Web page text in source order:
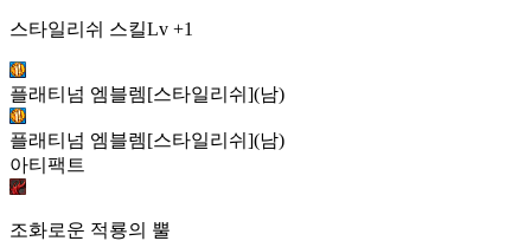
스타일리쉬 스킬Lv +1
플래티넘 엠블렘[스타일리쉬](남)
플래티넘 엠블렘[스타일리쉬](남)
아티팩트
조화로운 적룡의 뿔